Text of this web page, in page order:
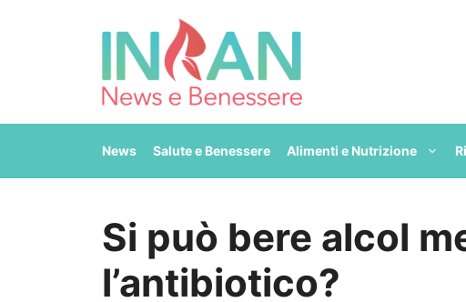
News Salute e Benessere Alimenti e Nutrizione
Si può bere alcol
l’antibiotico?